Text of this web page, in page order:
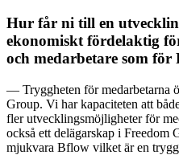
Hur får ni till en
ekonomiskt fördelaktig
och medarbetare som för
— Tryggheten för medarbetarna
Group. Vi har kapaciteten att
fler utvecklingsmöjligheter för
också ett delägarskap i Freedom
mjukvara Bflow vilket är en